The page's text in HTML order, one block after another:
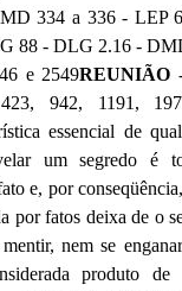
334 a 336 - LEP
88 - DLG 2.16 -
e 2549REUNIÃO
942, 1191,
essencial de
um segredo é
e, por
por fatos deixa de o
nem se
produto de